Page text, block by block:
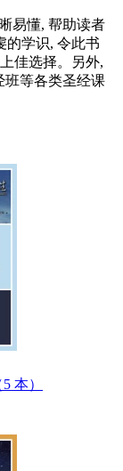
易懂, 帮助读者
的学识, 令此书
佳选择。另外,
班等各类圣经课
本）